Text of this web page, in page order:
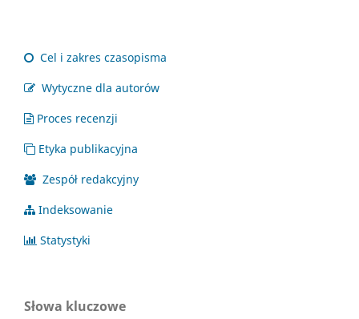
Cel i zakres czasopisma
Wytyczne dla autorów
Proces recenzji
Etyka publikacyjna
Zespół redakcyjny
Indeksowanie
Statystyki
Słowa kluczowe